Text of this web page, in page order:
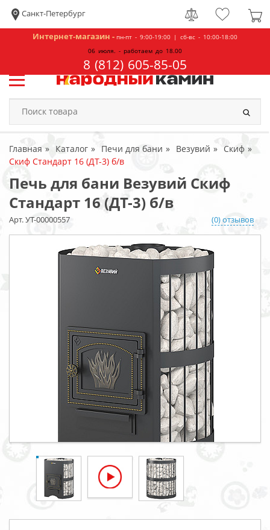
Санкт-Петербург
Интернет-магазин - пн-пт - 9:00-19:00 | сб-вс - 10:00-18:00
06 июля. - работаем до 18.00
8 (812) 605-85-05
Главная Каталог Печи для бани Везувий
Скиф
Скиф Стандарт 16 (ДТ-3) б/в
Печь для бани Везувий Скиф
Стандарт 16 (ДТ-3) б/в
Арт. УТ-00000557 (0) отзывов